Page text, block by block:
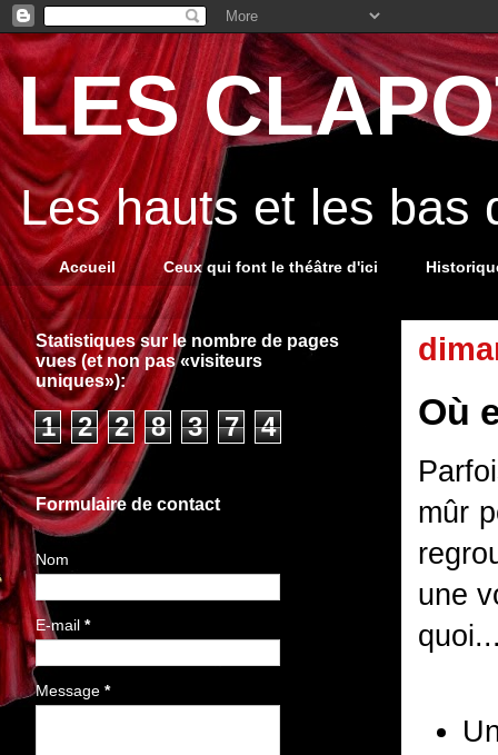
LES
Les hauts et les bas
Accueil Ceux qui font le théâtre d'ici
Où
mûr
une
Statistiques sur le nombre de pages
vues (et non pas «visiteurs
uniques»):
1 2 2 8 3 7 4
Formulaire de contact
Nom
E-mail *
Message *